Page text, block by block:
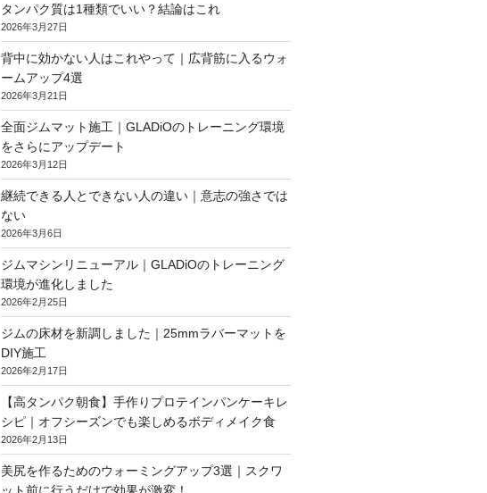
タンパク質は1種類でいい？結論はこれ
2026年3月27日
背中に効かない人はこれやって｜広背筋に入るウォ
ームアップ4選
2026年3月21日
全面ジムマット施工｜GLADiOのトレーニング環境
をさらにアップデート
2026年3月12日
継続できる人とできない人の違い｜意志の強さでは
ない
2026年3月6日
ジムマシンリニューアル｜GLADiOのトレーニング
環境が進化しました
2026年2月25日
ジムの床材を新調しました｜25mmラバーマットを
DIY施工
2026年2月17日
【高タンパク朝食】手作りプロテインパンケーキレ
シピ｜オフシーズンでも楽しめるボディメイク食
2026年2月13日
美尻を作るためのウォーミングアップ3選｜スクワ